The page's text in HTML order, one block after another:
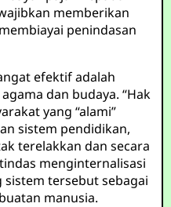
memberikan
penindasan
efektif adalah
dan budaya. “Hak
yang “alami”
sistem pendidikan,
terelakkan dan secara
menginternalisasi
tersebut sebagai
manusia.